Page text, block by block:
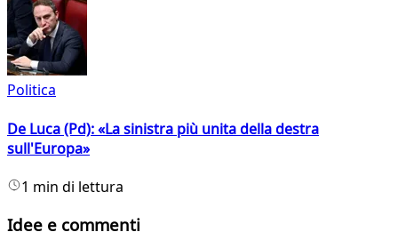
Politica
De Luca (Pd): «La sinistra più unita della destra
sull'Europa»
1 min di lettura
Idee e commenti